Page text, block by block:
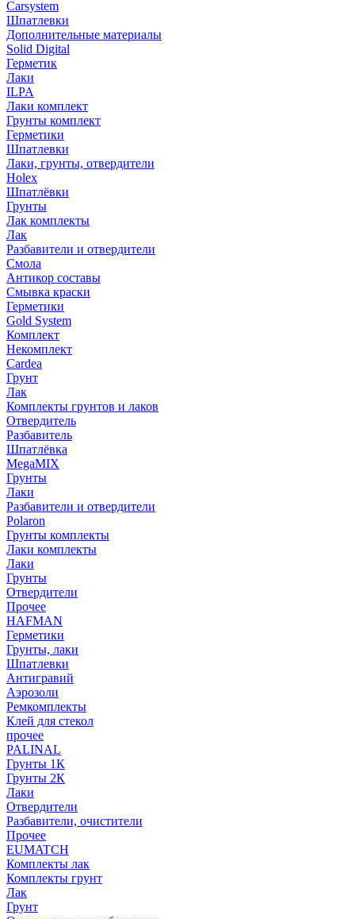
Carsystem
Шпатлевки
Дополнительные материалы
Solid Digital
Герметик
Лаки
ILPA
Лаки комплект
Грунты комплект
Герметики
Шпатлевки
Лаки, грунты, отвердители
Holex
Шпатлёвки
Грунты
Лак комплекты
Лак
Разбавители и отвердители
Смола
Антикор составы
Смывка краски
Герметики
Gold System
Комплект
Некомплект
Cardea
Грунт
Лак
Комплекты грунтов и лаков
Отвердитель
Разбавитель
Шпатлёвка
MegaMIX
Грунты
Лаки
Разбавители и отвердители
Polaron
Грунты комплекты
Лаки комплекты
Лаки
Грунты
Отвердители
Прочее
HAFMAN
Герметики
Грунты, лаки
Шпатлевки
Антигравий
Аэрозоли
Ремкомплекты
Клей для стекол
прочее
PALINAL
Грунты 1К
Грунты 2К
Лаки
Отвердители
Разбавители, очистители
Прочее
EUMATCH
Комплекты лак
Комплекты грунт
Лак
Грунт